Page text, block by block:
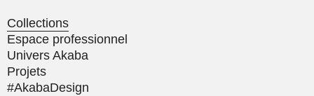
Collections
Espace professionnel
Univers Akaba
Projets
#AkabaDesign